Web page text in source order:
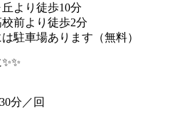
より徒歩10分
前より徒歩2分
駐車場あります（無料）
分／回